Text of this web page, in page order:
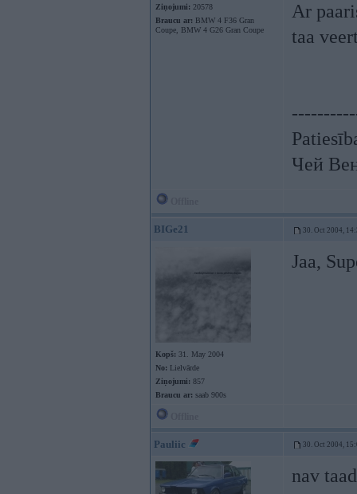
Ziņojumi: 20578
Braucu ar: BMW 4 F36 Gran
Coupe, BMW 4 G26 Gran Coupe
Ar
taa
Чей
BIGe21 30. Oct 2004,
Kopš: 31. May 2004
No: Lielvārde
Ziņojumi: 857
Braucu ar: saab 900s
Jaa,
Pauliic 30. Oct 2004,
nav